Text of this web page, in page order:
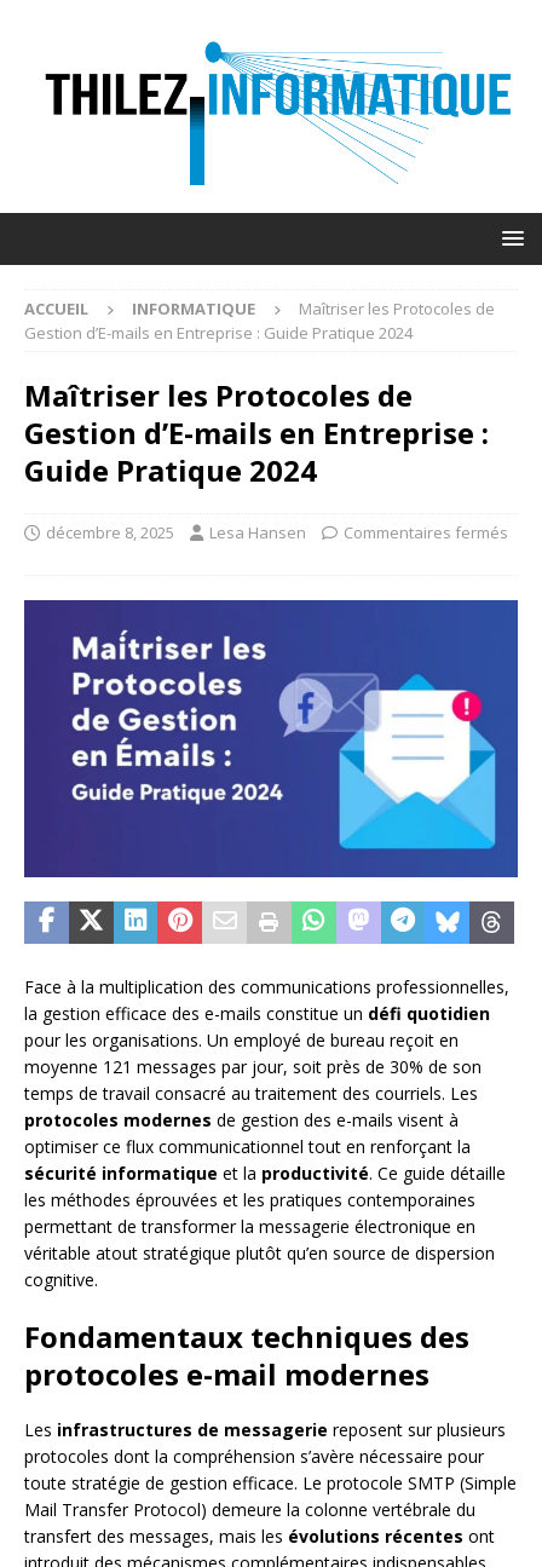
ACCUEIL INFORMATIQUE
Maîtriser les Protocoles de
Gestion d’E-mails en Entreprise : Guide Pratique 2024
Maîtriser les Protocoles de
Gestion d’E-mails en Entreprise :
Guide Pratique 2024
décembre 8, 2025 Lesa Hansen Commentaires fermés
Face à la multiplication des communications professionnelles,
la gestion efficace des e-mails constitue un défi quotidien
pour les organisations. Un employé de bureau reçoit en
moyenne 121 messages par jour, soit près de 30% de son
temps de travail consacré au traitement des courriels. Les
protocoles modernes de gestion des e-mails visent à
optimiser ce flux communicationnel tout en renforçant la
sécurité informatique et la productivité. Ce guide détaille
les méthodes éprouvées et les pratiques contemporaines
permettant de transformer la messagerie électronique en
véritable atout stratégique plutôt qu’en source de dispersion
cognitive.
Fondamentaux techniques des
protocoles e-mail modernes
Les infrastructures de messagerie reposent sur plusieurs
protocoles dont la compréhension s’avère nécessaire pour
toute stratégie de gestion efficace. Le protocole SMTP (Simple
Mail Transfer Protocol) demeure la colonne vertébrale du
transfert des messages, mais les évolutions récentes ont